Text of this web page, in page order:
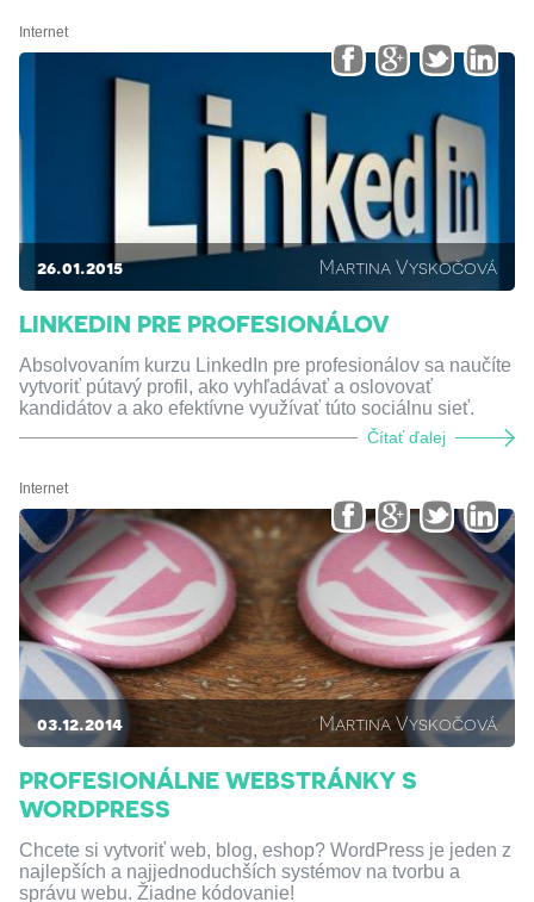
Internet
26.01.2015 Martina Vyskočová
LINKEDIN PRE PROFESIONÁLOV
Absolvovaním kurzu LinkedIn pre profesionálov sa naučíte
vytvoriť pútavý profil, ako vyhľadávať a oslovovať
kandidátov a ako efektívne využívať túto sociálnu sieť.
Čítať ďalej
Internet
03.12.2014 Martina Vyskočová
PROFESIONÁLNE WEBSTRÁNKY S
WORDPRESS
Chcete si vytvoriť web, blog, eshop? WordPress je jeden z
najlepších a najjednoduchších systémov na tvorbu a
správu webu. Žiadne kódovanie!